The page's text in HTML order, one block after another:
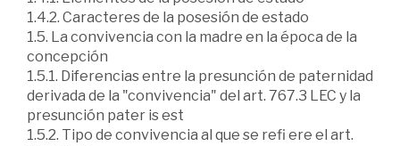
1.4.2. Caracteres de la posesión de estado
1.5. La convivencia con la madre en la época de la
concepción
1.5.1. Diferencias entre la presunción de paternidad
derivada de la "convivencia" del art. 767.3 LEC y la
presunción pater is est
1.5.2. Tipo de convivencia al que se refi ere el art.